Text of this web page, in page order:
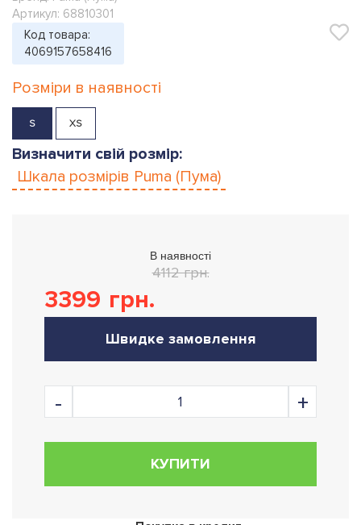
Артикул: 68810301
Код товара:
4069157658416
Розміри в наявності
S XS
Визначити свій розмір:
Шкала розмірів Puma (Пума)
В наявності
4112 грн.
3399 грн.
Швидке замовлення
КУПИТИ